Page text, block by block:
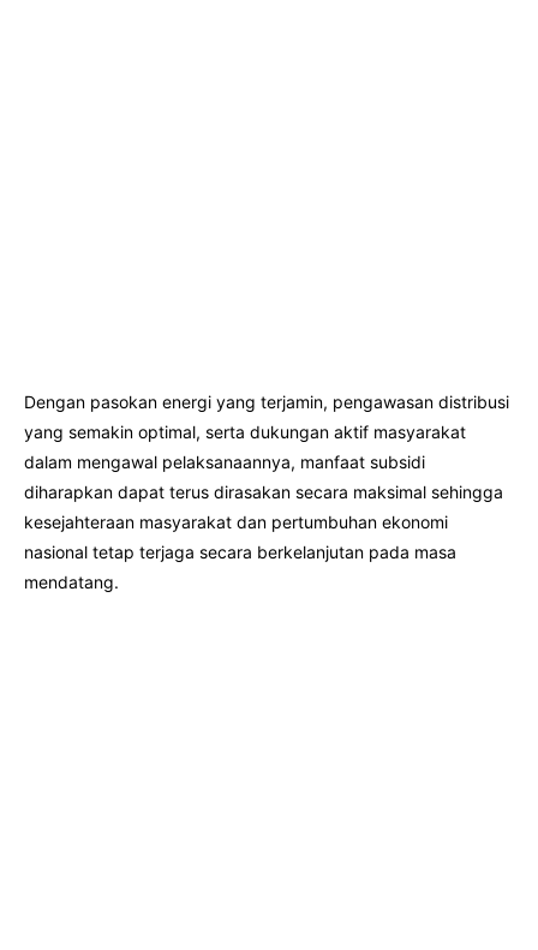
Dengan pasokan energi yang terjamin, pengawasan distribusi
yang semakin optimal, serta dukungan aktif masyarakat
dalam mengawal pelaksanaannya, manfaat subsidi
diharapkan dapat terus dirasakan secara maksimal sehingga
kesejahteraan masyarakat dan pertumbuhan ekonomi
nasional tetap terjaga secara berkelanjutan pada masa
mendatang.